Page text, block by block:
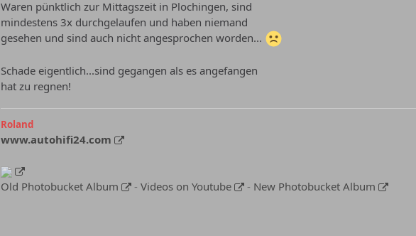
Waren pünktlich zur Mittagszeit in Plochingen, sind
mindestens 3x durchgelaufen und haben niemand
gesehen und sind auch nicht angesprochen worden...
Schade eigentlich...sind gegangen als es angefangen
hat zu regnen!
Roland
www.autohifi24.com
Old Photobucket Album - Videos on Youtube - New Photobucket Album